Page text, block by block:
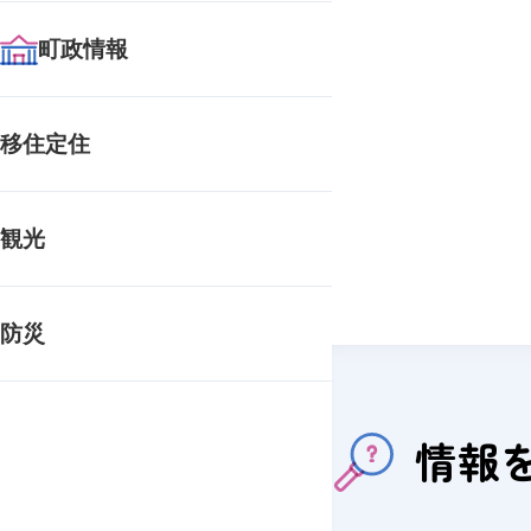
町政情報
移住定住
観光
防災
情報